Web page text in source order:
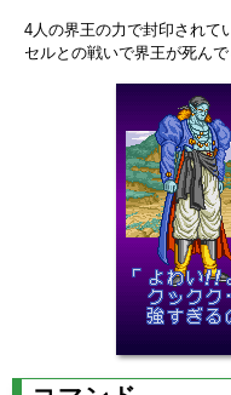
4人の界王の力で封印されて
セルとの戦いで界王が死ん